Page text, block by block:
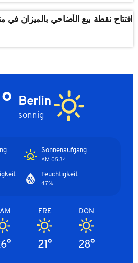
افتتاح نقطة بيع الأضاحي بالميزان في
Berlin
sonnig
Sonnenaufgang
05:34 AM
Feuchtigkeit
47%
DON
28°
FRE
21°